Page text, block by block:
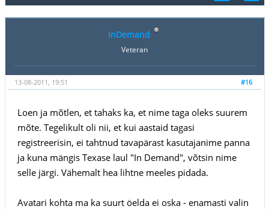
InDemand
Veteran
#16
13-08-2011, 19:51
Loen ja mõtlen, et tahaks ka, et nime taga oleks suurem
mõte. Tegelikult oli nii, et kui aastaid tagasi
registreerisin, ei tahtnud tavapärast kasutajanime panna
ja kuna mängis Texase laul "In Demand", võtsin nime
selle järgi. Vähemalt hea lihtne meeles pidada.
Avatari kohta ma ka suurt öelda ei oska - enamasti valin